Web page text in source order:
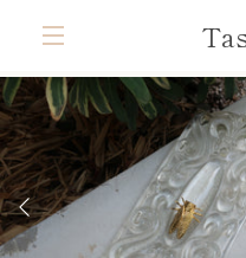
ン
ツ
に
ス
キ
ッ
プ
ニ
ュ
前
へ
ス
ラ
イ
ド
1